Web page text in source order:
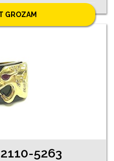
GROZAM
5263